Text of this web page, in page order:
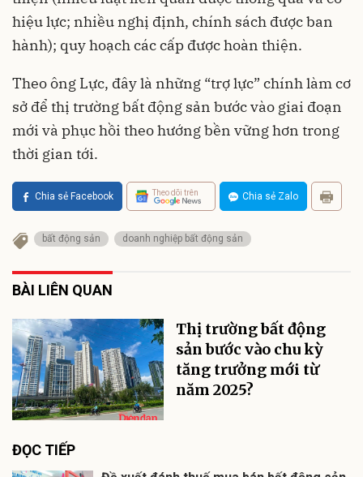
hiệu lực; nhiều nghị định, chính sách được ban
hành); quy hoạch các cấp được hoàn thiện.
Theo ông Lực, đây là những “trợ lực” chính làm cơ
sở để thị trường bất động sản bước vào giai đoạn
mới và phục hồi theo hướng bền vững hơn trong
thời gian tới.
Chia sẻ Facebook Theo dõi trên Chia sẻ Zalo
bất động sản doanh nghiệp bất động sản
BÀI LIÊN QUAN
Thị trường bất động
sản bước vào chu kỳ
tăng trưởng mới từ
năm 2025?
ĐỌC TIẾP